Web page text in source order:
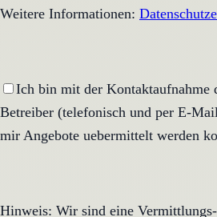
Weitere Informationen:
Ich bin mit der Kontaktaufnahme
Betreiber (telefonisch und per E-
mir Angebote uebermittelt werden
Hinweis: Wir sind eine